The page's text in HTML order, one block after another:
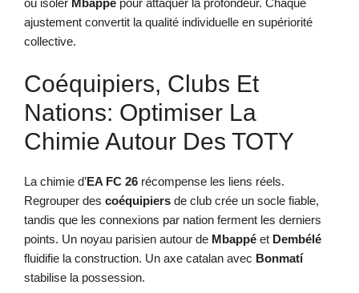
ou isoler Mbappé pour attaquer la profondeur. Chaque
ajustement convertit la qualité individuelle en supériorité
collective.
Coéquipiers, Clubs Et
Nations: Optimiser La
Chimie Autour Des TOTY
La chimie d’EA FC 26 récompense les liens réels.
Regrouper des coéquipiers de club crée un socle fiable,
tandis que les connexions par nation ferment les derniers
points. Un noyau parisien autour de Mbappé et Dembélé
fluidifie la construction. Un axe catalan avec Bonmatí
stabilise la possession.